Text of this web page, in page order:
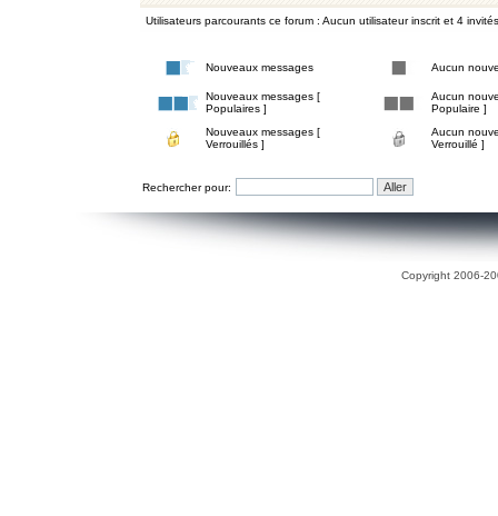
Utilisateurs parcourants ce forum : Aucun utilisateur inscrit et 4 invités
Nouveaux messages Aucun
Nouveaux messages [
Populaires ]
Aucun
Populaire ]
Nouveaux messages [
Verrouillés ]
Aucun
Verrouillé ]
Rechercher pour:
Copyright 2006-